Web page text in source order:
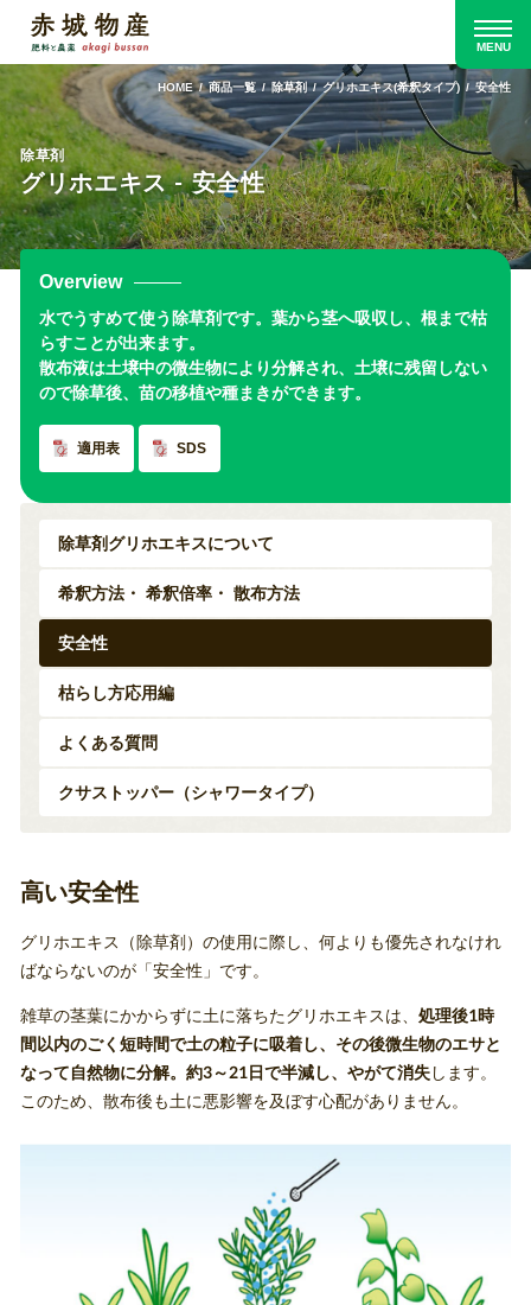
HOME 商品一覧 除草剤 グリホエキス(希釈タイプ) 安全性
除草剤
グリホエキス - 安全性
Overview
水でうすめて使う除草剤です。葉から茎へ吸収し、根まで枯
らすことが出来ます。
散布液は土壌中の微生物により分解され、土壌に残留しない
ので除草後、苗の移植や種まきができます。
適用表 SDS
除草剤グリホエキスについて
希釈方法・ 希釈倍率・ 散布方法
安全性
枯らし方応用編
よくある質問
クサストッパー（シャワータイプ）
高い安全性
グリホエキス（除草剤）の使用に際し、何よりも優先されなけれ
ばならないのが「安全性」です。
雑草の茎葉にかからずに土に落ちたグリホエキスは、処理後1時
間以内のごく短時間で土の粒子に吸着し、その後微生物のエサと
なって自然物に分解。約3～21日で半減し、やがて消失します。
このため、散布後も土に悪影響を及ぼす心配がありません。